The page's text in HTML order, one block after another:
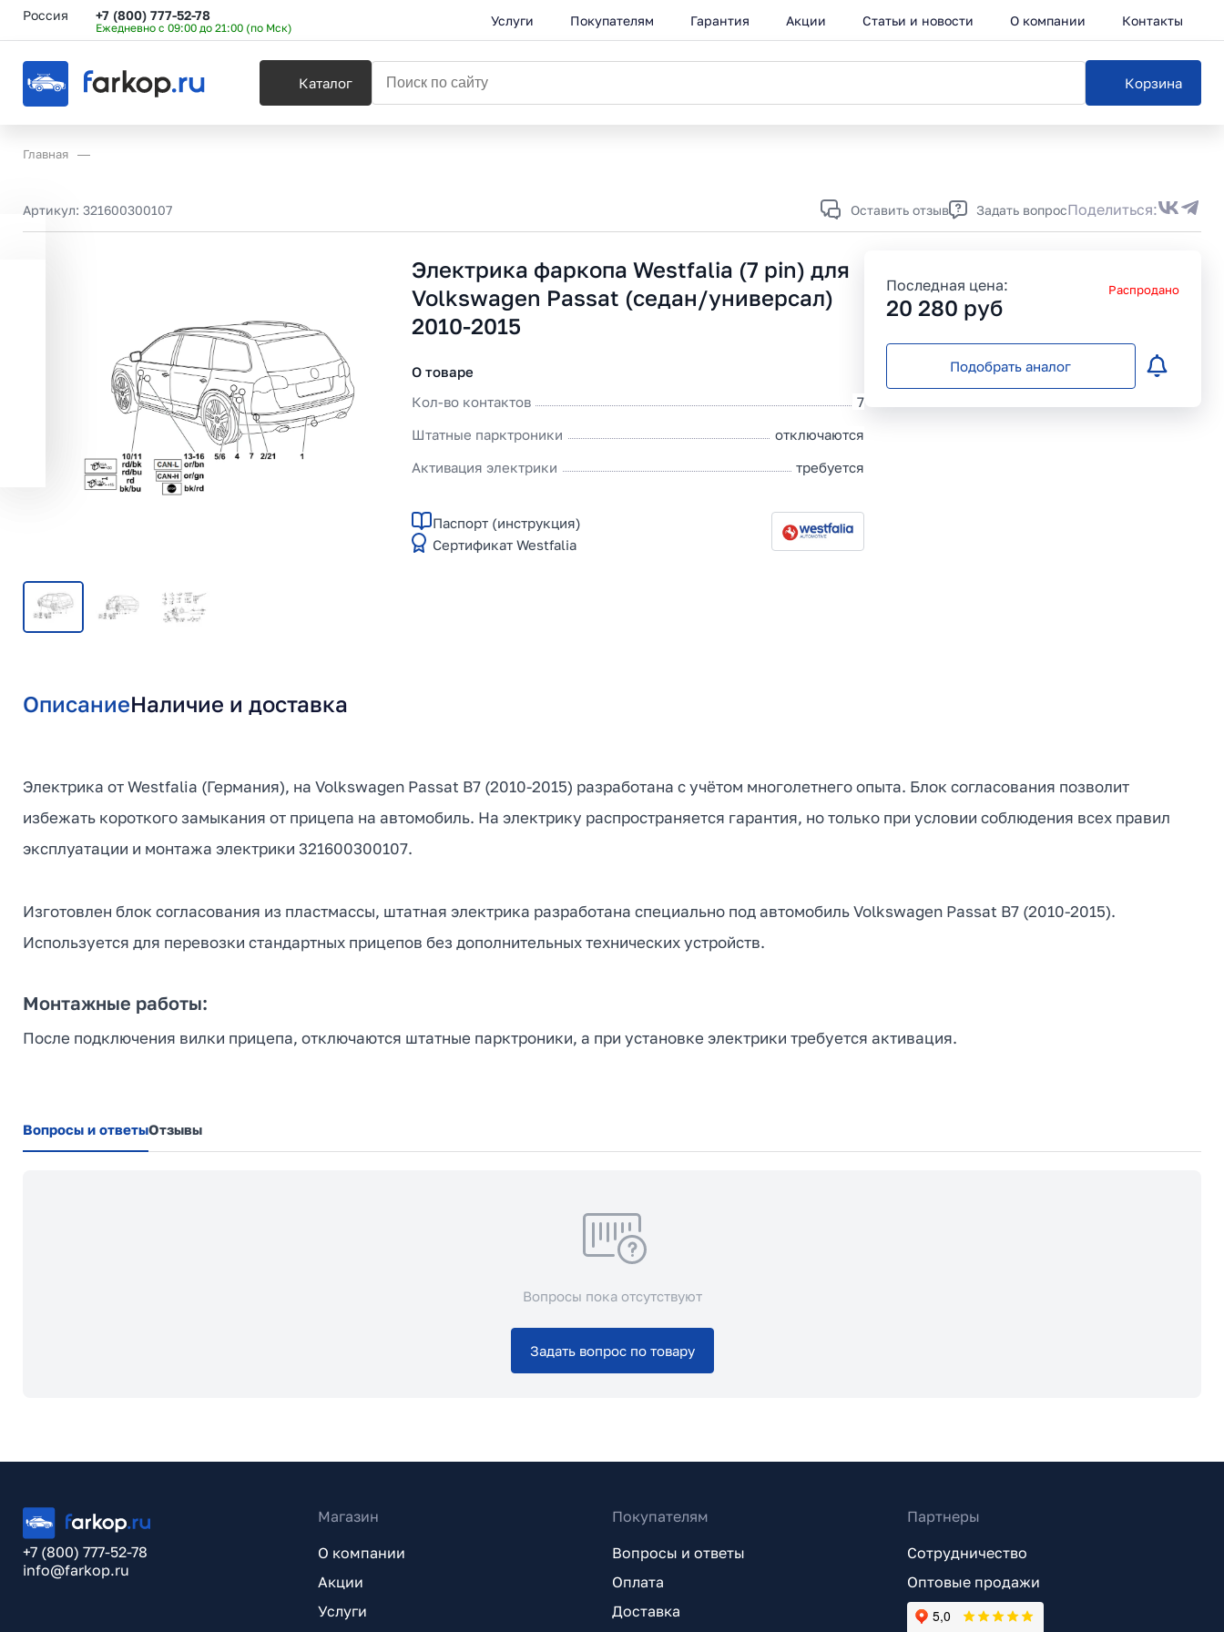
Россия +7 (800) 777-52-78
Ежедневно с 09:00 до 21:00 (по Мск) Услуги Покупателям Гарантия Акции Статьи и новости О компании Контакты
Каталог Корзина
Главная
Артикул: 321600300107 Оставить отзыв Задать вопросПоделиться:
Электрика фаркопа Westfalia (7 pin) для
Volkswagen Passat (седан/универсал)
2010-2015
О товаре
Кол-во контактов
7
Штатные парктроники
отключаются
Активация электрики
требуется
Паспорт (инструкция)
Сертификат Westfalia
Последная цена:
20 280 руб
Распродано
Подобрать аналог
ОписаниеНаличие и доставка
Электрика от Westfalia (Германия), на Volkswagen Passat B7 (2010-2015) разработана с учётом многолетнего опыта. Блок согласования позволит
избежать короткого замыкания от прицепа на автомобиль. На электрику распространяется гарантия, но только при условии соблюдения всех правил
эксплуатации и монтажа электрики 321600300107.
Изготовлен блок согласования из пластмассы, штатная электрика разработана специально под автомобиль Volkswagen Passat B7 (2010-2015).
Используется для перевозки стандартных прицепов без дополнительных технических устройств.
Монтажные работы:
После подключения вилки прицепа, отключаются штатные парктроники, а при установке электрики требуется активация.
Вопросы и ответыОтзывы
Вопросы пока отсутствуют
Задать вопрос по товару
+7 (800) 777-52-78
info@farkop.ru
Магазин
О компании
Акции
Услуги
Покупателям
Вопросы и ответы
Оплата
Доставка
Партнеры
Сотрудничество
Оптовые продажи